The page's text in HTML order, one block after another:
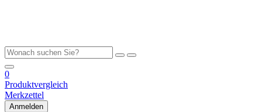
0
Produktvergleich
Merkzettel
Anmelden